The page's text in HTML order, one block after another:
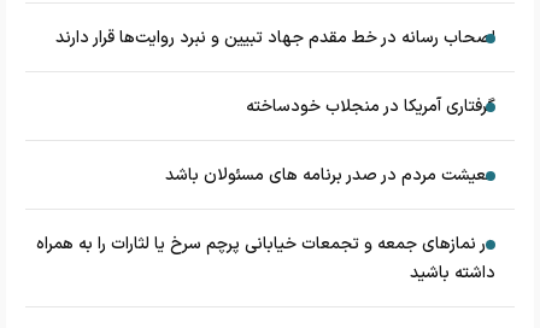
اصحاب رسانه در خط مقدم جهاد تبیین و نبرد روایت‌ها قرار دارند
گرفتاری آمریکا در منجلاب خودساخته
معیشت مردم در صدر برنامه های مسئولان باشد
در نماز‌های جمعه و تجمعات خیابانی پرچم سرخ یا لثارات را به همراه
داشته باشید